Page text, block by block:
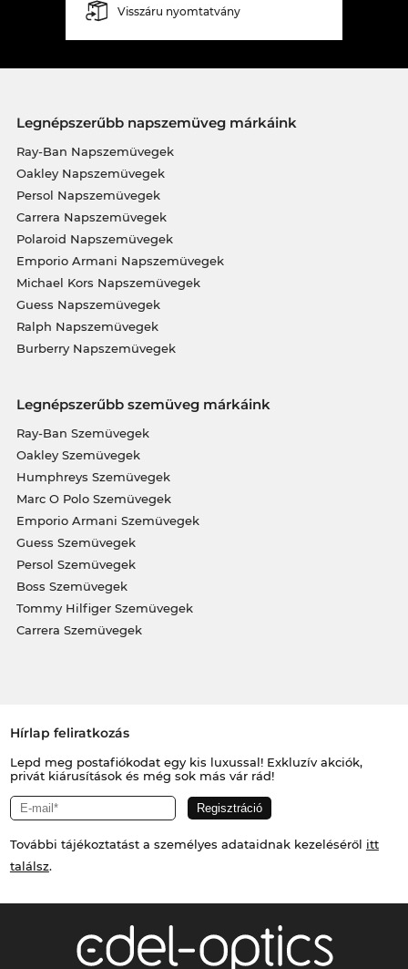
Visszáru nyomtatvány
Legnépszerűbb napszemüveg márkáink
Ray-Ban Napszemüvegek
Oakley Napszemüvegek
Persol Napszemüvegek
Carrera Napszemüvegek
Polaroid Napszemüvegek
Emporio Armani Napszemüvegek
Michael Kors Napszemüvegek
Guess Napszemüvegek
Ralph Napszemüvegek
Burberry Napszemüvegek
Legnépszerűbb szemüveg márkáink
Ray-Ban Szemüvegek
Oakley Szemüvegek
Humphreys Szemüvegek
Marc O Polo Szemüvegek
Emporio Armani Szemüvegek
Guess Szemüvegek
Persol Szemüvegek
Boss Szemüvegek
Tommy Hilfiger Szemüvegek
Carrera Szemüvegek
Hírlap feliratkozás
Lepd meg postafiókodat egy kis luxussal! Exkluzív akciók,
privát kiárusítások és még sok más vár rád!
További tájékoztatást a személyes adataidnak kezeléséről itt
találsz.